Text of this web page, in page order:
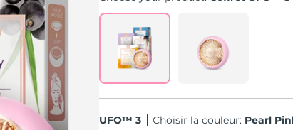
UFO™ 3 Choisir la couleur: Pearl